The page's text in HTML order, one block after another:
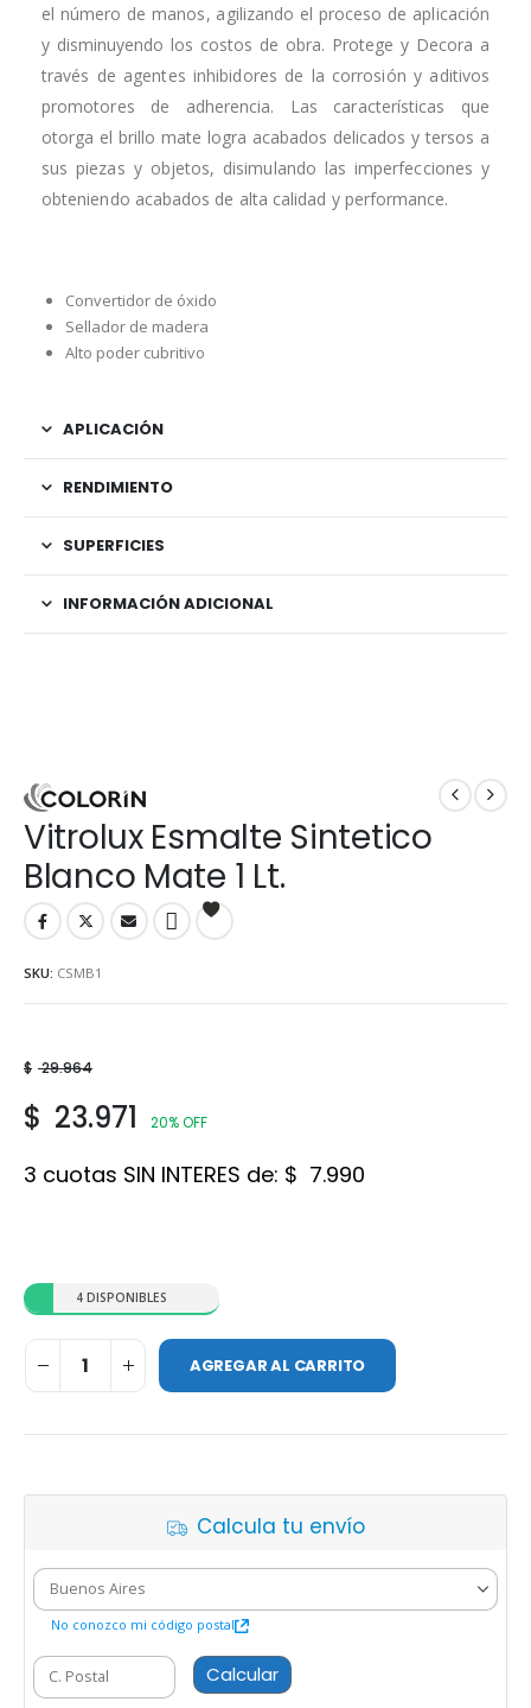
el número de manos, agilizando el proceso de aplicación
y disminuyendo los costos de obra. Protege y Decora a
través de agentes inhibidores de la corrosión y aditivos
promotores de adherencia. Las características que
otorga el brillo mate logra acabados delicados y tersos a
sus piezas y objetos, disimulando las imperfecciones y
obteniendo acabados de alta calidad y performance.
Convertidor de óxido
Sellador de madera
Alto poder cubritivo
APLICACIÓN
RENDIMIENTO
SUPERFICIES
INFORMACIÓN ADICIONAL
Vitrolux Esmalte Sintetico
Blanco Mate 1 Lt.
SKU: CSMB1
$ 29.964
$ 23.971 20% OFF
3 cuotas SIN INTERES de: $ 7.990
4 DISPONIBLES
AGREGAR AL CARRITO
Calcula tu envío
No conozco mi código postal
Calcular